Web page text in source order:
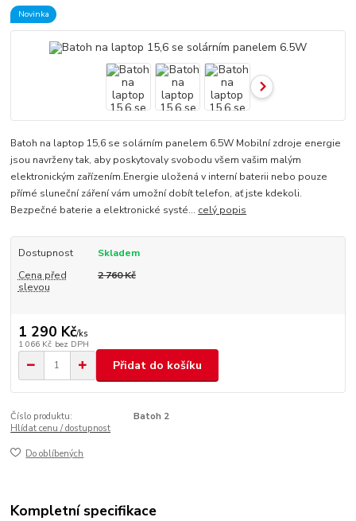
Novinka
Batoh na laptop 15,6 se solárním panelem 6.5W Mobilní zdroje energie
jsou navrženy tak, aby poskytovaly svobodu všem vašim malým
elektronickým zařízením.Energie uložená v interní baterii nebo pouze
přímé sluneční záření vám umožní dobít telefon, ať jste kdekoli.
Bezpečné baterie a elektronické systé... celý popis
Dostupnost
Skladem
Cena před
slevou
2 760 Kč
1 290 Kč/ks
1 066 Kč bez DPH
Přidat do košíku
Číslo produktu:
Batoh 2
Hlídat cenu / dostupnost
Do oblíbených
Kompletní specifikace